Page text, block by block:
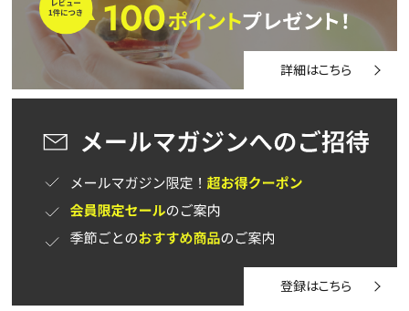
詳細はこちら
登録はこちら